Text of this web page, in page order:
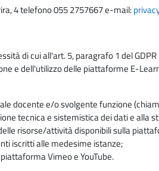
4 telefono 055 2757667 e-mail:
di cui all'art. 5, paragrafo 1 del
e dell'utilizzo delle piattaforme E-
docente e/o svolgente funzione
tecnica e sistemistica dei dati e alla
risorse/attività disponibili sulla
iscritti alle medesime istanze;
Vimeo e YouTube.